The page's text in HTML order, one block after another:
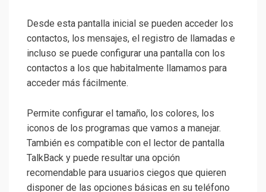
Desde esta pantalla inicial se pueden acceder los
contactos, los mensajes, el registro de llamadas e
incluso se puede configurar una pantalla con los
contactos a los que habitalmente llamamos para
acceder más fácilmente.
Permite configurar el tamaño, los colores, los
iconos de los programas que vamos a manejar.
También es compatible con el lector de pantalla
TalkBack y puede resultar una opción
recomendable para usuarios ciegos que quieren
disponer de las opciones básicas en su teléfono